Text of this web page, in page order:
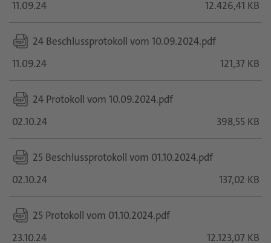
11.09.24 12.426,41 KB
24 Beschlussprotokoll vom 10.09.2024.pdf
11.09.24
121,37 KB
24 Protokoll vom 10.09.2024.pdf
02.10.24
398,55 KB
25 Beschlussprotokoll vom 01.10.2024.pdf
02.10.24
137,02 KB
25 Protokoll vom 01.10.2024.pdf
23.10.24
12.123,07 KB